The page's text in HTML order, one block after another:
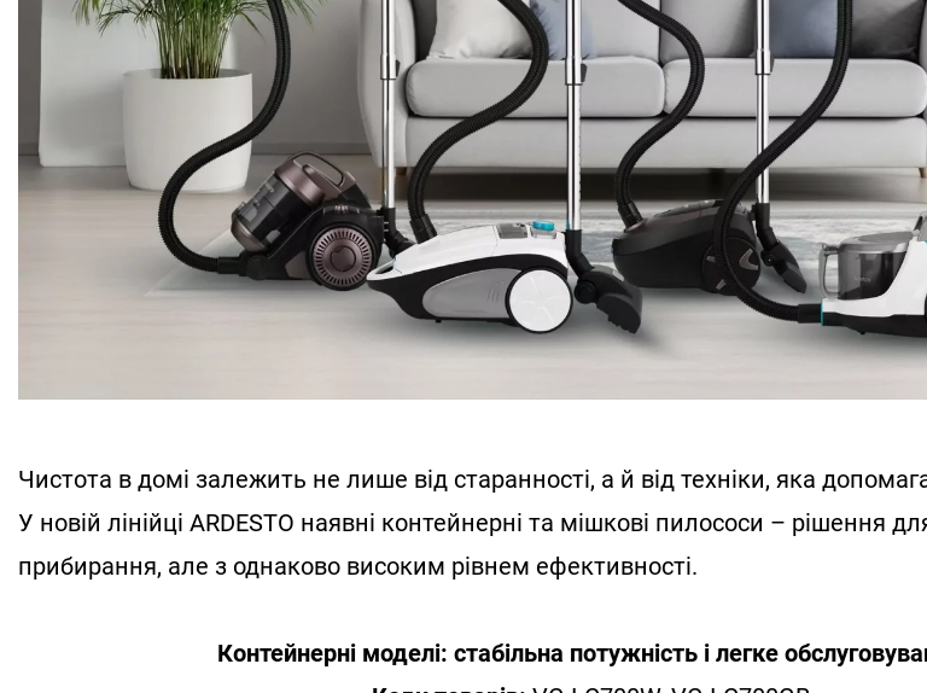
Чистота в домі залежить не лише від старанності, а й від техніки, яка
У новій лінійці ARDESTO наявні контейнерні та мішкові пилососи – рішення
прибирання, але з однаково високим рівнем ефективності.
Контейнерні моделі: стабільна потужність і легке